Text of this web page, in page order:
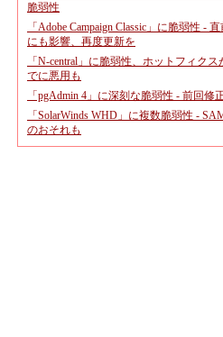
脆弱性
「Adobe Campaign Classic」に脆弱性 -
にも影響、再度更新を
「N-central」に脆弱性、ホットフィク
でに悪用も
「pgAdmin 4」に深刻な脆弱性 - 前回修
「SolarWinds WHD」に複数脆弱性 -
のおそれも